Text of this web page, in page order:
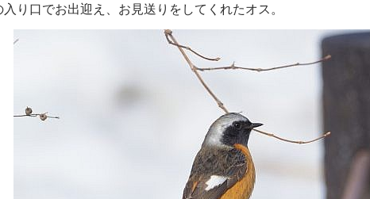
り口でお出迎え、お見送りをしてくれたオス。